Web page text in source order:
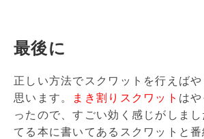
最後に
正しい方法でスクワットを行えば
思います。
まき割りスクワット は
ったので、すごい効く感じがしま
てる本に書いてあるスクワットと